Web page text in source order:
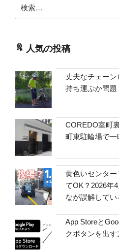
索:
人気の投稿
丈夫なチェーン
持ち運ぶか問題
COREDO室町
町東駐輪場で一
黄色いセンタ
てOK？2026年
なが誤解してい
App Storeと
クボタンを出す